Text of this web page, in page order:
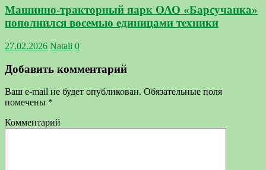
Машинно-тракторный парк ОАО «Барсучанка»
пополнился восемью единицами техники
27.02.2026 Natali 0
Добавить комментарий
Ваш e-mail не будет опубликован. Обязательные поля
помечены *
Комментарий